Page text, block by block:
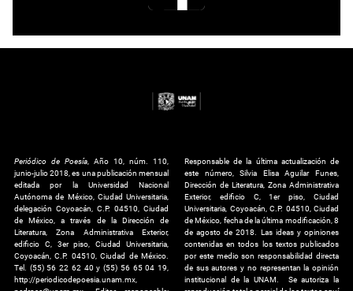
Periódico de Poesía , Año 10, núm. 110,
junio-julio 2018, es una publicación mensual
editada por la Universidad Nacional
Autónoma de México, Ciudad Universitaria,
delegación Coyoacán, C.P. 04510, Ciudad
de México, a través de la Dirección de
Literatura, Zona Administrativa Exterior,
edificio C, 3er piso, Ciudad Universitaria,
Coyoacán, C.P. 04510, Ciudad de México.
Tel. (55) 56 22 62 40 y (55) 56 65 04 19,
http://periodicodepoesia.unam.mx,
Responsable de la última actualización de
este número, Silvia Elisa Aguilar Funes,
Dirección de Literatura, Zona Administrativa
Exterior, edificio C, 1er piso, Ciudad
Universitaria, Coyoacán, C.P. 04510, Ciudad
de México, fecha de la última modificación, 8
de agosto de 2018. Las ideas y opiniones
contenidas en todos los textos publicados
por este medio son responsabilidad directa
de sus autores y no representan la opinión
institucional de la UNAM. Se autoriza la